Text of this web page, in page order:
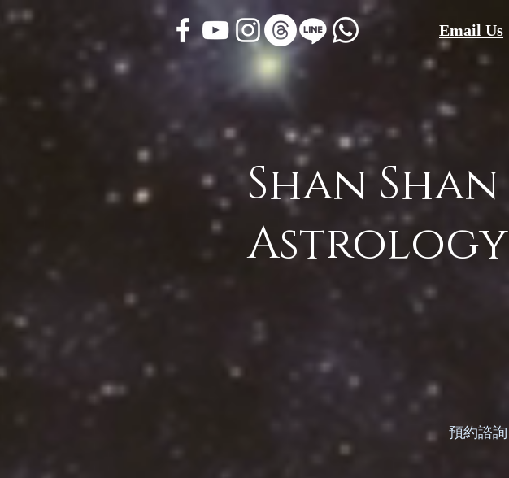
Email Us
Shan Shan
Astrology
預約諮詢